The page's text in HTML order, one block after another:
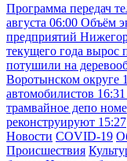
Программа передач
августа 06:00 Объём
предприятий
текущего года вырос
потушили на
Воротынском округе
автомобилистов 16:31
трамвайное депо
реконструируют 15:27
Новости COVID-19
Происшествия